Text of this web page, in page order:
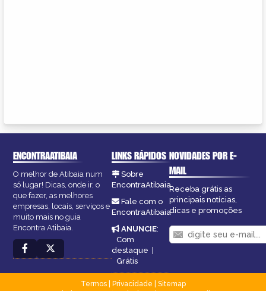
ENCONTRAATIBAIA
O melhor de Atibaia num
só lugar! Dicas, onde ir, o
que fazer, as melhores
empresas, locais, serviços e
muito mais no guia
Encontra Atibaia.
LINKS RÁPIDOS
Sobre
EncontraAtibaia
Fale com o
EncontraAtibaia
ANUNCIE:
Com
destaque
Grátis
NOVIDADES POR E-
MAIL
Receba grátis as
principais notícias,
dicas e promoções
Termos| Privacidade
Sitemap